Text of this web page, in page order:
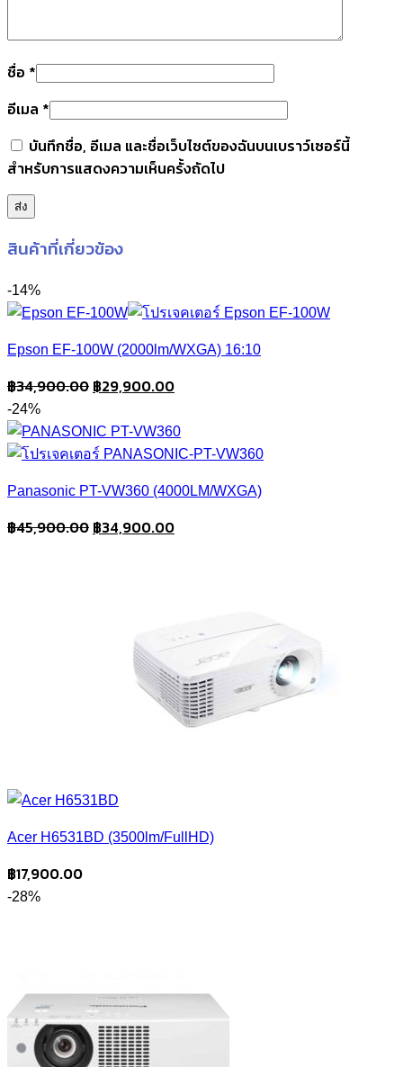
ชื่อ *
อีเมล *
บันทึกชื่อ, อีเมล และชื่อเว็บไซต์ของฉันบนเบราว์เซอร์นี้
สำหรับการแสดงความเห็นครั้งถัดไป
สินค้าที่เกี่ยวข้อง
-14%
Epson EF-100W (2000lm/WXGA) 16:10
฿34,900.00 Original
was:
฿34,900.00.
฿29,900.00Current
is:
฿29,900.00.
-24%
Panasonic PT-VW360 (4000LM/WXGA)
฿45,900.00 Original
฿34,900.00Current
Acer H6531BD (3500lm/FullHD)
฿17,900.00
-28%